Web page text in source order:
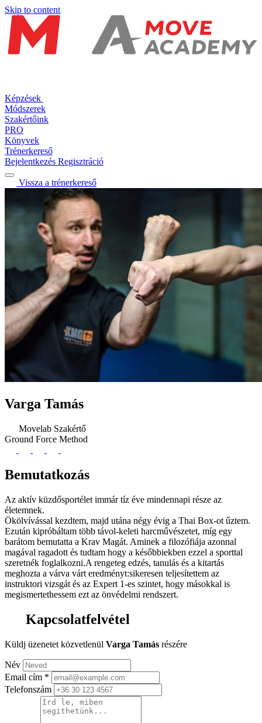
Skip to content
Képzések
Módszerek
Szakértőink
PRO
Könyvek
Trénerkereső
Bejelentkezés Regisztráció
Vissza a trénerkereső
Varga Tamás
Movelab Szakértő
Ground Force Method
Bemutatkozás
Az aktív küzdősportélet immár tíz éve mindennapi része az
életemnek.
Ökölvívással kezdtem, majd utána négy évig a Thai Box-ot űztem.
Ezután kipróbáltam több távol-keleti harcművészetet, míg egy
barátom bemutatta a Krav Magát. Aminek a filozófiája azonnal
magával ragadott és tudtam hogy a későbbiekben ezzel a sporttal
szeretnék foglalkozni.A rengeteg edzés, tanulás és a kitartás
meghozta a várva várt eredményt:sikeresen teljesítettem az
instruktori vizsgát és az Expert 1-es szintet, hogy másokkal is
megismertethessem ezt az önvédelmi rendszert.
Kapcsolatfelvétel
Küldj üzenetet közvetlenül Varga Tamás részére
Név
Email cím *
Telefonszám